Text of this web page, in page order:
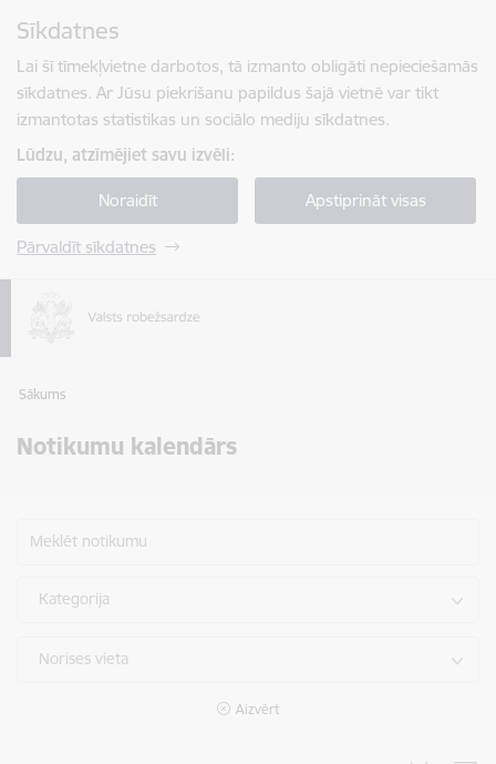
Sīkdatnes
Lai šī tīmekļvietne darbotos, tā izmanto obligāti nepieciešamās
sīkdatnes. Ar Jūsu piekrišanu papildus šajā vietnē var tikt
izmantotas statistikas un sociālo mediju sīkdatnes.
Lūdzu, atzīmējiet savu izvēli:
Noraidīt Apstiprināt visas
Pārvaldīt sīkdatnes
Sākums
Notikumu kalendārs
Meklēt notikumu
Kategorija
Norises vieta
Aizvērt